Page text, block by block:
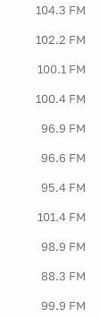
104.3 FM
102.2 FM
100.1 FM
100.4 FM
96.9 FM
96.6 FM
95.4 FM
101.4 FM
98.9 FM
88.3 FM
99.9 FM